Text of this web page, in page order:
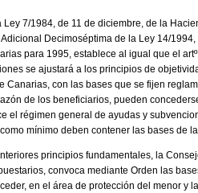
Ley 7/1984, de 11 de diciembre, de la
Decimoséptima de la Ley 14/
para 1995, establece al igual que el
se ajustará a los principios de
Canarias, con las bases que se fijen
de los beneficiarios, pueden
el régimen general de ayudas y
mínimo deben contener las bases de
principios fundamentales, la
convoca mediante Orden las
en el área de protección del menor y